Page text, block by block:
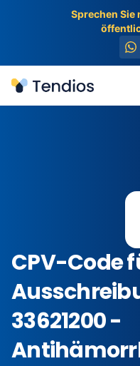
Sprechen Sie
Tendios
CPV-Code
33621200 -